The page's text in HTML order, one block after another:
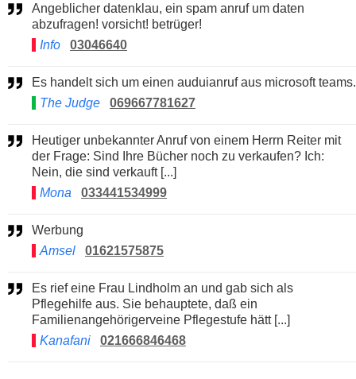
Angeblicher datenklau, ein spam anruf um daten
abzufragen! vorsicht! betrüger!
Info
03046640
Es handelt sich um einen auduianruf aus microsoft teams.
The Judge
069667781627
Heutiger unbekannter Anruf von einem Herrn Reiter mit
der Frage: Sind Ihre Bücher noch zu verkaufen? Ich:
Nein, die sind verkauft [...]
Mona
033441534999
Werbung
Amsel
01621575875
Es rief eine Frau Lindholm an und gab sich als
Pflegehilfe aus. Sie behauptete, daß ein
Familienangehörigerveine Pflegestufe hätt [...]
Kanafani
021666846468